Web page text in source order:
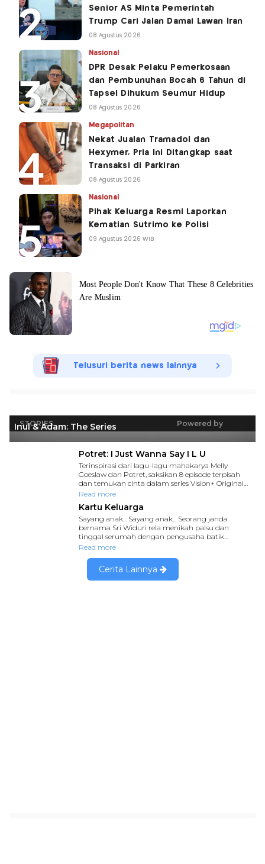
Senior AS Minta Pemerintah
Trump Cari Jalan Damai Lawan Iran
08 Agustus 2026
Nasional
DPR Desak Pelaku Pemerkosaan
dan Pembunuhan Bocah 6 Tahun di
Tapsel Dihukum Seumur Hidup
08 Agustus 2026
Megapolitan
Nekat Jualan Tramadol dan
Hexymer, Pria Ini Ditangkap saat
Transaksi di Parkiran
08 Agustus 2026
Nasional
Pihak Keluarga Resmi Laporkan
Kematian Sutrimo ke Polisi
09 Agustus 2026 WIB
Telusuri berita news lainnya